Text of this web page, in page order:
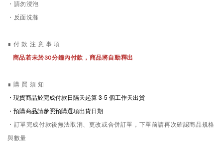
・請勿浸泡
・反面洗滌
∎ 付 款 注 意 事 項
商品若未於30分鐘內付款，商品將自動釋出
∎ 購 買 須 知
・現貨商品於完成付款日隔天起算 3-5 個工作天出貨
・預購商品請參照預購選項出貨日期
・訂單完成付款後無法取消、更改或合併訂單，下單前請再次確認商品規格
與數量